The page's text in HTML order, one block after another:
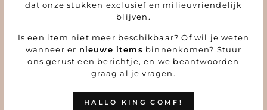
dat onze stukken exclusief en milieuvriendelijk
blijven.
Is een item niet meer beschikbaar? Of wil je weten
wanneer er nieuwe items binnenkomen? Stuur
ons gerust een berichtje, en we beantwoorden
graag al je vragen.
HALLO KING COMF!